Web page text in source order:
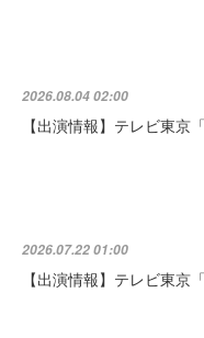
2026.08.04 02:00
【出演情報】テレビ東京
2026.07.22 01:00
【出演情報】テレビ東京